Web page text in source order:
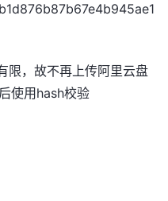
限，故不再上传阿里云盘
使用hash校验